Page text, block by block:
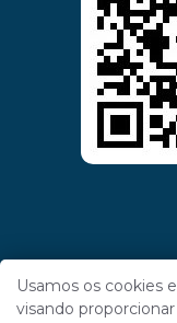
Usamos os cookies
visando